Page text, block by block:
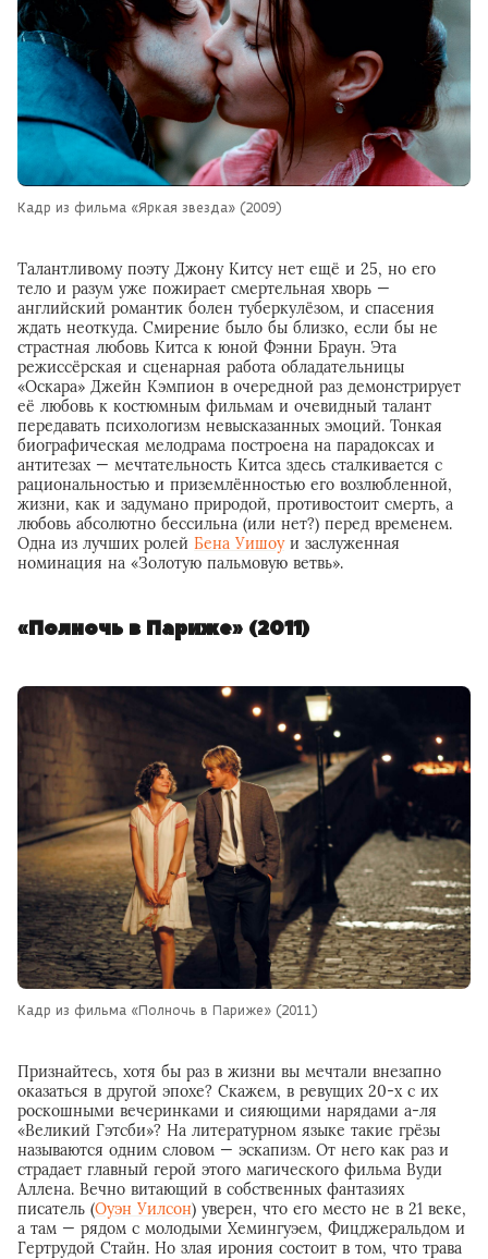
Кадр из фильма «Яркая звезда» (2009)
Талантливому поэту Джону Китсу нет ещё и 25, но его
тело и разум уже пожирает смертельная хворь —
английский романтик болен туберкулёзом, и спасения
ждать неоткуда. Смирение было бы близко, если бы не
страстная любовь Китса к юной Фэнни Браун. Эта
режиссёрская и сценарная работа обладательницы
«Оскара» Джейн Кэмпион в очередной раз демонстрирует
её любовь к костюмным фильмам и очевидный талант
передавать психологизм невысказанных эмоций. Тонкая
биографическая мелодрама построена на парадоксах и
антитезах — мечтательность Китса здесь сталкивается с
рациональностью и приземлённостью его возлюбленной,
жизни, как и задумано природой, противостоит смерть, а
любовь абсолютно бессильна (или нет?) перед временем.
Одна из лучших ролей Бена Уишоуи заслуженная
номинация на «Золотую пальмовую ветвь».
«Полночь в Париже» (2011)
Кадр из фильма «Полночь в Париже» (2011)
Признайтесь, хотя бы раз в жизни вы мечтали внезапно
оказаться в другой эпохе? Скажем, в ревущих 20-х с их
роскошными вечеринками и сияющими нарядами а-ля
«Великий Гэтсби»? На литературном языке такие грёзы
называются одним словом — эскапизм. От него как раз и
страдает главный герой этого магического фильма Вуди
Аллена. Вечно витающий в собственных фантазиях
писатель (Оуэн Уилсон) уверен, что его место не в 21 веке,
а там — рядом с молодыми Хемингуэем, Фицджеральдом и
Гертрудой Стайн. Но злая ирония состоит в том, что трава